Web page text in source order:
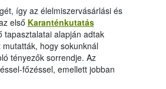
így az élelmiszervásárlási és
első Karanténkutatás
tapasztalatai alapján adtak
hogy sokunknál
tényezők sorrendje. Az
főzéssel, emellett jobban